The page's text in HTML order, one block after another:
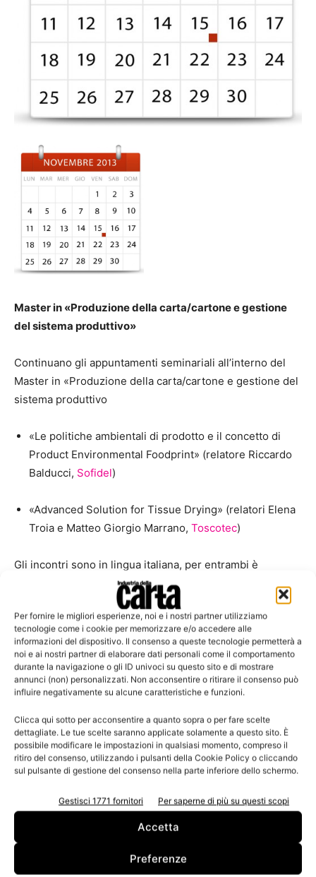
Per fornire le migliori esperienze, noi e i nostri partner utilizziamo
tecnologie come i cookie per memorizzare e/o accedere alle
informazioni del dispositivo. Il consenso a queste tecnologie permetterà a
noi e ai nostri partner di elaborare dati personali come il comportamento
durante la navigazione o gli ID univoci su questo sito e di mostrare
annunci (non) personalizzati. Non acconsentire o ritirare il consenso può
influire negativamente su alcune caratteristiche e funzioni.
Clicca qui sotto per acconsentire a quanto sopra o per fare scelte
dettagliate. Le tue scelte saranno applicate solamente a questo sito. È
possibile modificare le impostazioni in qualsiasi momento, compreso il
ritiro del consenso, utilizzando i pulsanti della Cookie Policy o cliccando
sul pulsante di gestione del consenso nella parte inferiore dello schermo.
Gestisci 1771 fornitori Per saperne di più su questi scopi
Accetta
Preferenze
Master in «Produzione della carta/cartone e gestione
del sistema produttivo»
Continuano gli appuntamenti seminariali all’interno del
Master in «Produzione della carta/cartone e gestione del
sistema produttivo
«Le politiche ambientali di prodotto e il concetto di
Product Environmental Foodprint» (relatore Riccardo
Balducci, Sofidel)
«Advanced Solution for Tissue Drying» (relatori Elena
Troia e Matteo Giorgio Marrano, Toscotec)
Gli incontri sono in lingua italiana, per entrambi è
necessario registrare la propria presenza alla segreteria
Dove: Sede didattica Celsius – Via Elisa, 63
Quando: 15 novembre 2013 (14.30-15.30 il primo
seminario; 16.00-18.00 il secondo).
Info:info@celsius.lucca.it
TAGS Lucca Lucense Sofidel Toscotec